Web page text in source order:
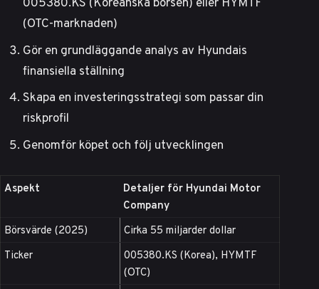
(OTC-marknaden)
Gör en grundläggande analys av Hyundais
finansiella ställning
Skapa en investeringsstrategi som passar din
riskprofil
Genomför köpet och följ utvecklingen
Aspekt
Detaljer för Hyundai Motor
Company
Börsvärde (2025)
Cirka 55 miljarder dollar
Ticker
005380.KS (Korea), HYMTF
(OTC)